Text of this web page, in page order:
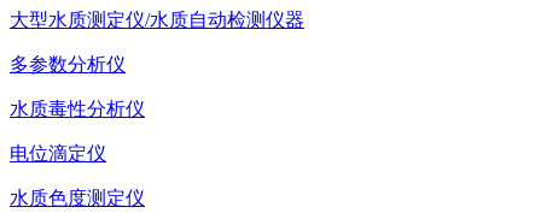
大型水质测定仪/水质自动检测仪器
多参数分析仪
水质毒性分析仪
电位滴定仪
水质色度测定仪